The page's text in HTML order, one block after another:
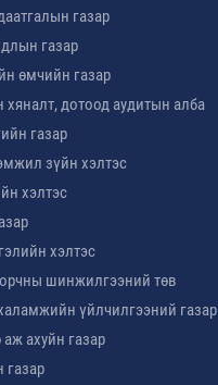
газар
газар
өмчийн газар
хяналт, дотоод аудитын алба
газар
зүйн хэлтэс
хэлтэс
хэлтэс
орчны шинжилгээний төв
үйлчилгээний газар
ахуйн газар
газар